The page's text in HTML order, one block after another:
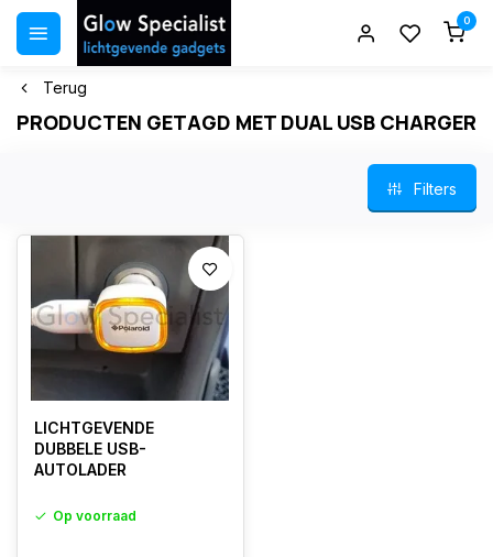
0
Terug
PRODUCTEN GETAGD MET DUAL USB CHARGER
Filters
LICHTGEVENDE
DUBBELE USB-
AUTOLADER
Op voorraad